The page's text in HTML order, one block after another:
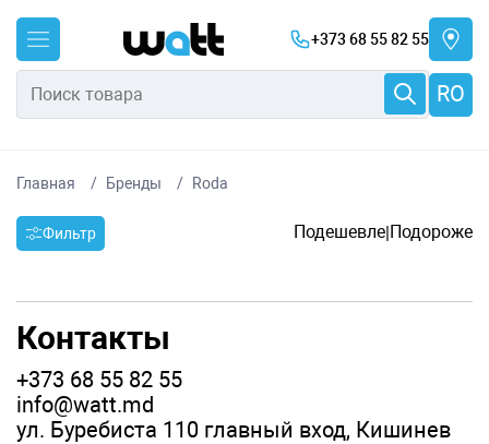
+373 68 55 82 55
RO
Главная Бренды Roda
Фильтр Подешевле|Подороже
Контакты
+373 68 55 82 55
info@watt.md
ул. Буребиста 110 главный вход, Кишинев